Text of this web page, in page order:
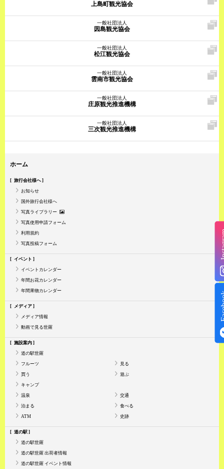
上島町観光協会
一般社団法人
因島観光協会
一般社団法人
松江観光協会
一般社団法人
雲南市観光協会
一般社団法人
庄原観光推進機構
一般社団法人
三次観光推進機構
ホーム
旅行会社様へ
お知らせ
国外旅行会社様へ
写真ライブラリー
写真使用申請フォーム
利用規約
写真投稿フォーム
イベント
イベントカレンダー
年間お花カレンダー
年間果物カレンダー
メディア
メディア情報
動画で見る世羅
施設案内
道の駅世羅
フルーツ 見る
買う 遊ぶ
キャンプ
温泉 交通
泊まる 食べる
ATM 史跡
道の駅
道の駅世羅
道の駅世羅 出荷者情報
道の駅世羅 イベント情報